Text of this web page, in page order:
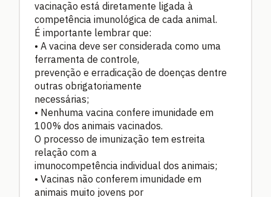
vacinação está diretamente ligada à
competência imunológica de cada animal.
É importante lembrar que:
• A vacina deve ser considerada como uma
ferramenta de controle,
prevenção e erradicação de doenças dentre
outras obrigatoriamente
necessárias;
• Nenhuma vacina confere imunidade em
100% dos animais vacinados.
O processo de imunização tem estreita
relação com a
imunocompetência individual dos animais;
• Vacinas não conferem imunidade em
animais muito jovens por